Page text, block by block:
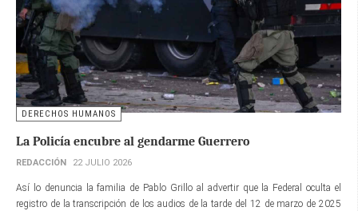
DERECHOS HUMANOS
La Policía encubre al gendarme Guerrero
REDACCIÓN 22 JULIO 2026
Así lo denuncia la familia de Pablo Grillo al advertir que la Federal oculta el
registro de la transcripción de los audios de la tarde del 12 de marzo de 2025